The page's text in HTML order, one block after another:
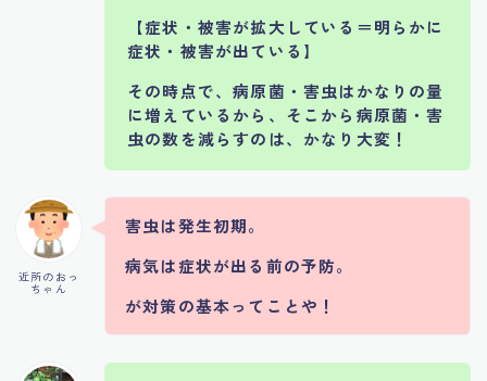
【症状・被害が拡大している＝明らかに
症状・被害が出ている】
その時点で、病原菌・害虫はかなりの量
に増えているから、そこから病原菌・害
虫の数を減らすのは、かなり大変！
近所のおっ
ちゃん
害虫は発生初期。
病気は症状が出る前の予防。
が対策の基本ってことや！